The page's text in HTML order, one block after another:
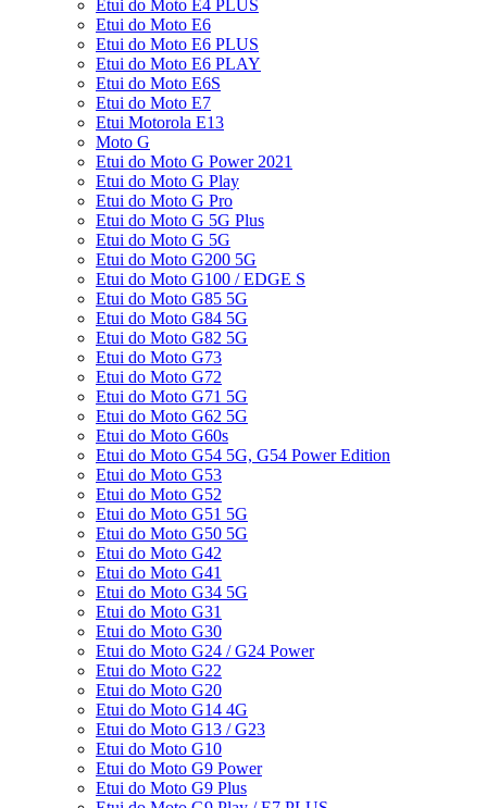
Etui do Moto E4 PLUS
Etui do Moto E6
Etui do Moto E6 PLUS
Etui do Moto E6 PLAY
Etui do Moto E6S
Etui do Moto E7
Etui Motorola E13
Moto G
Etui do Moto G Power 2021
Etui do Moto G Play
Etui do Moto G Pro
Etui do Moto G 5G Plus
Etui do Moto G 5G
Etui do Moto G200 5G
Etui do Moto G100 / EDGE S
Etui do Moto G85 5G
Etui do Moto G84 5G
Etui do Moto G82 5G
Etui do Moto G73
Etui do Moto G72
Etui do Moto G71 5G
Etui do Moto G62 5G
Etui do Moto G60s
Etui do Moto G54 5G, G54 Power Edition
Etui do Moto G53
Etui do Moto G52
Etui do Moto G51 5G
Etui do Moto G50 5G
Etui do Moto G42
Etui do Moto G41
Etui do Moto G34 5G
Etui do Moto G31
Etui do Moto G30
Etui do Moto G24 / G24 Power
Etui do Moto G22
Etui do Moto G20
Etui do Moto G14 4G
Etui do Moto G13 / G23
Etui do Moto G10
Etui do Moto G9 Power
Etui do Moto G9 Plus